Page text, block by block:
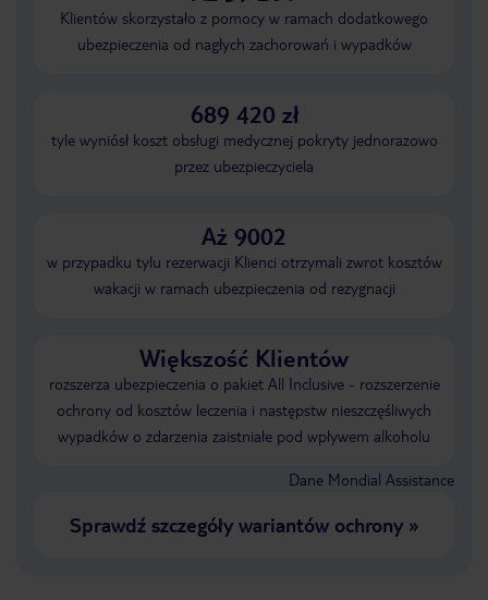
Klientów skorzystało z pomocy w ramach dodatkowego
ubezpieczenia od nagłych zachorowań i wypadków
689 420 zł
tyle wyniósł koszt obsługi medycznej pokryty jednorazowo
przez ubezpieczyciela
Aż 9002
w przypadku tylu rezerwacji Klienci otrzymali zwrot kosztów
wakacji w ramach ubezpieczenia od rezygnacji
Większość Klientów
rozszerza ubezpieczenia o pakiet All Inclusive - rozszerzenie
ochrony od kosztów leczenia i następstw nieszczęśliwych
wypadków o zdarzenia zaistniałe pod wpływem alkoholu
Dane Mondial Assistance
Sprawdź szczegóły wariantów ochrony»